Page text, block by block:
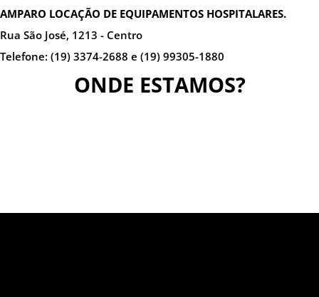
AMPARO LOCAÇÃO DE EQUIPAMENTOS HOSPITALARES.
Rua São José, 1213 - Centro
Telefone: (19) 3374-2688 e (19) 99305-1880
ONDE ESTAMOS?